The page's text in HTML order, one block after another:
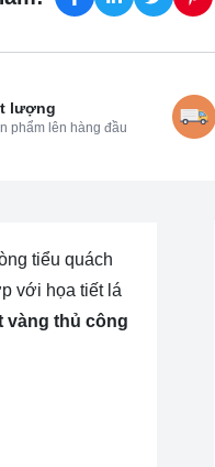
lượng
phẩm lên hàng đầu
tiểu quách
với họa tiết lá
vàng thủ công